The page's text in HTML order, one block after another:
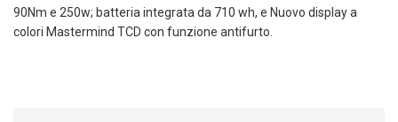
90Nm e 250w; batteria integrata da 710 wh, e Nuovo display a
colori Mastermind TCD con funzione antifurto.